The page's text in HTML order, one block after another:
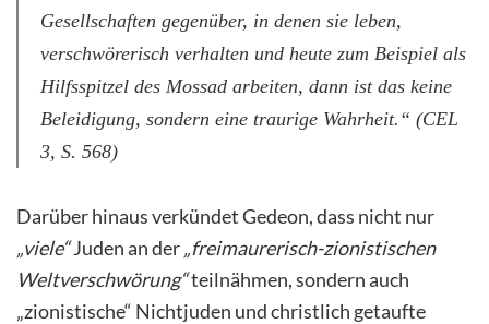
Gesellschaften gegenüber, in denen sie leben,
verschwörerisch verhalten und heute zum Beispiel als
Hilfsspitzel des Mossad arbeiten, dann ist das keine
Beleidigung, sondern eine traurige Wahrheit.“ (CEL
3, S. 568)
Darüber hinaus verkündet Gedeon, dass nicht nur
„viele“Juden an der„freimaurerisch-zionistischen
Weltverschwörung“teilnähmen, sondern auch
„zionistische“ Nichtjuden und christlich getaufte